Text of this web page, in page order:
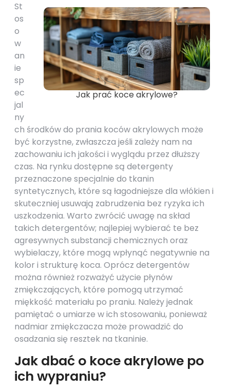
Jak prać koce akrylowe?
St
os
o
w
an
ie
sp
ec
jal
ny
ch środków do prania koców akrylowych może
być korzystne, zwłaszcza jeśli zależy nam na
zachowaniu ich jakości i wyglądu przez dłuższy
czas. Na rynku dostępne są detergenty
przeznaczone specjalnie do tkanin
syntetycznych, które są łagodniejsze dla włókien i
skuteczniej usuwają zabrudzenia bez ryzyka ich
uszkodzenia. Warto zwrócić uwagę na skład
takich detergentów; najlepiej wybierać te bez
agresywnych substancji chemicznych oraz
wybielaczy, które mogą wpłynąć negatywnie na
kolor i strukturę koca. Oprócz detergentów
można również rozważyć użycie płynów
zmiękczających, które pomogą utrzymać
miękkość materiału po praniu. Należy jednak
pamiętać o umiarze w ich stosowaniu, ponieważ
nadmiar zmiękczacza może prowadzić do
osadzania się resztek na tkaninie.
Jak dbać o koce akrylowe po
ich wypraniu?